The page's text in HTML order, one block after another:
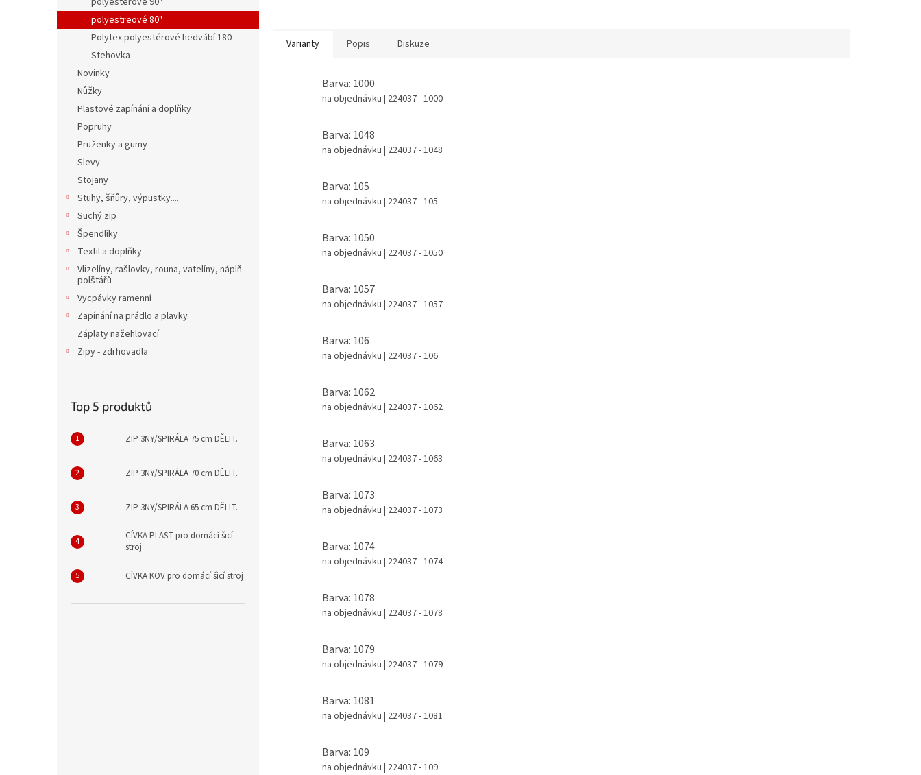
polyestreové 80"
Polytex polyestérové hedvábí 180
Stehovka
Novinky
Nůžky
Plastové zapínání a doplňky
Popruhy
Pruženky a gumy
Slevy
Stojany
Stuhy, šňůry, výpustky....
Suchý zip
Špendlíky
Textil a doplňky
Vlizelíny, rašlovky, rouna, vatelíny, náplň
polštářů
Vycpávky ramenní
Zapínání na prádlo a plavky
Záplaty nažehlovací
Zipy - zdrhovadla
Top 5 produktů
ZIP 3NY/SPIRÁLA 75 cm DĚLIT.
ZIP 3NY/SPIRÁLA 70 cm DĚLIT.
ZIP 3NY/SPIRÁLA 65 cm DĚLIT.
CÍVKA PLAST pro domácí šicí
stroj
CÍVKA KOV pro domácí šicí stroj
Varianty Popis Diskuze
Barva: 1000
na objednávku | 224037 - 1000
Barva: 1048
na objednávku | 224037 - 1048
Barva: 105
na objednávku | 224037 - 105
Barva: 1050
na objednávku | 224037 - 1050
Barva: 1057
na objednávku | 224037 - 1057
Barva: 106
na objednávku | 224037 - 106
Barva: 1062
na objednávku | 224037 - 1062
Barva: 1063
na objednávku | 224037 - 1063
Barva: 1073
na objednávku | 224037 - 1073
Barva: 1074
na objednávku | 224037 - 1074
Barva: 1078
na objednávku | 224037 - 1078
Barva: 1079
na objednávku | 224037 - 1079
Barva: 1081
na objednávku | 224037 - 1081
Barva: 109
na objednávku | 224037 - 109